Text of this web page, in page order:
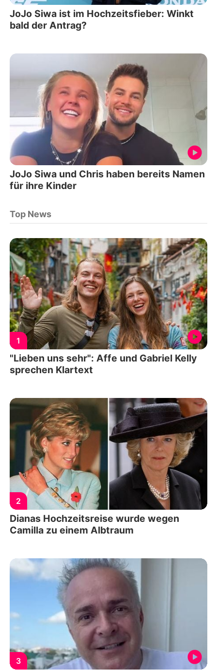
JoJo Siwa ist im Hochzeitsfieber: Winkt
bald der Antrag?
JoJo Siwa und Chris haben bereits Namen
für ihre Kinder
Top News
1
"Lieben uns sehr": Affe und Gabriel Kelly
sprechen Klartext
2
Dianas Hochzeitsreise wurde wegen
Camilla zu einem Albtraum
3